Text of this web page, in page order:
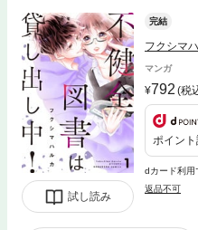
試し読み
完結
フクシマ
マンガ
792 (税
ポイント
dカード利用
返品不可